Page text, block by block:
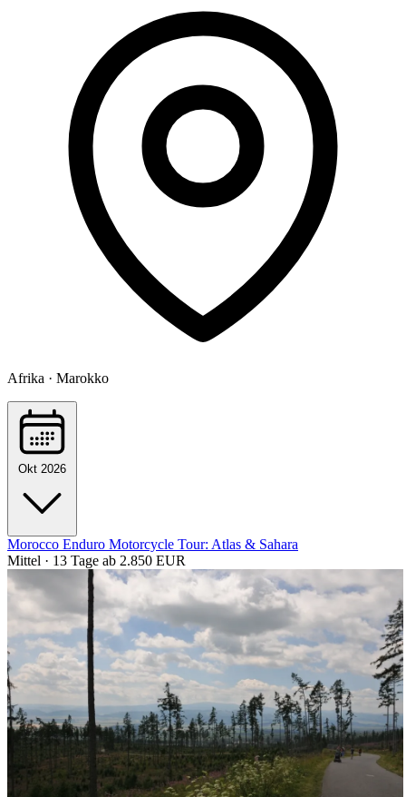
Afrika · Marokko
Okt 2026
Morocco Enduro Motorcycle Tour: Atlas & Sahara
Mittel · 13 Tage ab 2.850 EUR